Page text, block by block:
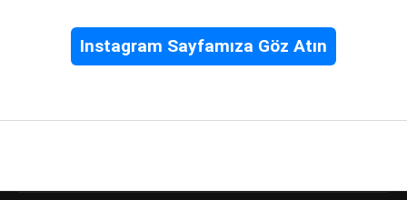
Instagram Sayfamıza Göz Atın